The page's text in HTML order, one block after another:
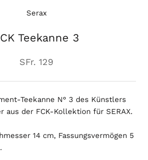
Serax
Teekanne 3
SFr. 129
Teekanne N° 3 des Künstlers
aus der FCK-Kollektion für SERAX.
14 cm, Fassungsvermögen 5